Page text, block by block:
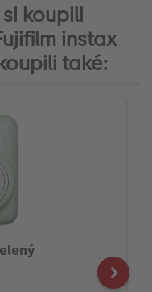
koupili
instax
také: